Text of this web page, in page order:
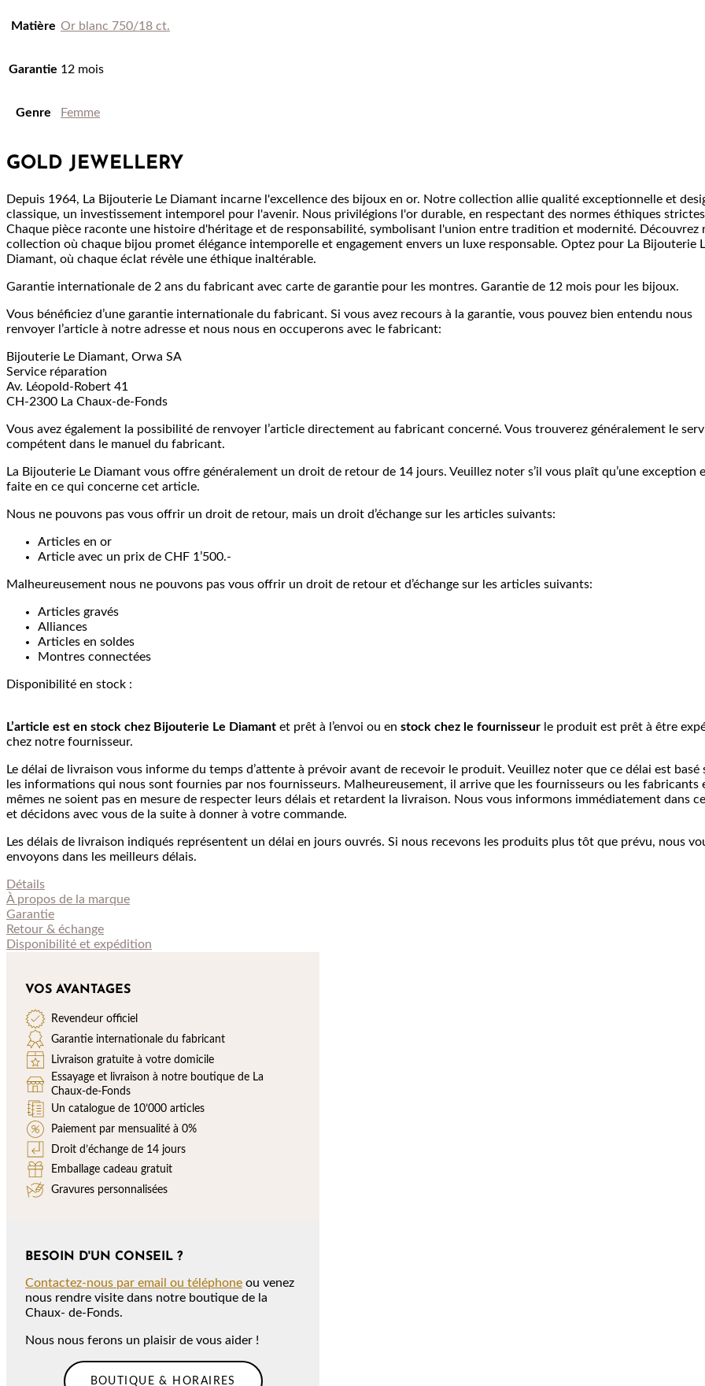
Matière Or blanc 750/18 ct.
Garantie 12 mois
Genre Femme
GOLD JEWELLERY
Depuis 1964, La Bijouterie Le Diamant incarne l'excellence des bijoux en or. Notre collection allie qualité exceptionnelle et
classique, un investissement intemporel pour l'avenir. Nous privilégions l'or durable, en respectant des normes éthiques
Chaque pièce raconte une histoire d'héritage et de responsabilité, symbolisant l'union entre tradition et modernité. Découvrez
collection où chaque bijou promet élégance intemporelle et engagement envers un luxe responsable. Optez pour La Bijouterie
Diamant, où chaque éclat révèle une éthique inaltérable.
Garantie internationale de 2 ans du fabricant avec carte de garantie pour les montres. Garantie de 12 mois pour les bijoux.
Vous bénéficiez d’une garantie internationale du fabricant. Si vous avez recours à la garantie, vous pouvez bien entendu nous
renvoyer l’article à notre adresse et nous nous en occuperons avec le fabricant:
Bijouterie Le Diamant, Orwa SA
Service réparation
Av. Léopold-Robert 41
CH-2300 La Chaux-de-Fonds
Vous avez également la possibilité de renvoyer l’article directement au fabricant concerné. Vous trouverez généralement le
compétent dans le manuel du fabricant.
La Bijouterie Le Diamant vous offre généralement un droit de retour de 14 jours. Veuillez noter s’il vous plaît qu’une exception
faite en ce qui concerne cet article.
Nous ne pouvons pas vous offrir un droit de retour, mais un droit d’échange sur les articles suivants:
Articles en or
Article avec un prix de CHF 1’500.-
Malheureusement nous ne pouvons pas vous offrir un droit de retour et d’échange sur les articles suivants:
Articles gravés
Alliances
Articles en soldes
Montres connectées
Disponibilité en stock :
L’article est en stock chez Bijouterie Le Diamant et prêt à l’envoi ou en stock chez le fournisseur le produit est prêt à être
chez notre fournisseur.
Le délai de livraison vous informe du temps d’attente à prévoir avant de recevoir le produit. Veuillez noter que ce délai est basé
les informations qui nous sont fournies par nos fournisseurs. Malheureusement, il arrive que les fournisseurs ou les fabricants
mêmes ne soient pas en mesure de respecter leurs délais et retardent la livraison. Nous vous informons immédiatement dans
et décidons avec vous de la suite à donner à votre commande.
Les délais de livraison indiqués représentent un délai en jours ouvrés. Si nous recevons les produits plus tôt que prévu, nous
envoyons dans les meilleurs délais.
Détails
À propos de la marque
Garantie
Retour & échange
Disponibilité et expédition
VOS AVANTAGES
Revendeur officiel
Garantie internationale du fabricant
Livraison gratuite à votre domicile
Essayage et livraison à notre boutique de La
Chaux-de-Fonds
Un catalogue de 10’000 articles
Paiement par mensualité à 0%
Droit d’échange de 14 jours
Emballage cadeau gratuit
Gravures personnalisées
BESOIN D'UN CONSEIL ?
Contactez-nous par email ou téléphone ou venez
nous rendre visite dans notre boutique de la
Chaux- de-Fonds.
Nous nous ferons un plaisir de vous aider !
BOUTIQUE & HORAIRES